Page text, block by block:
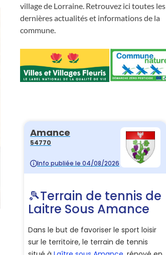
village de Lorraine. Retrouvez ici toutes les
dernières actualités et informations de la
commune.